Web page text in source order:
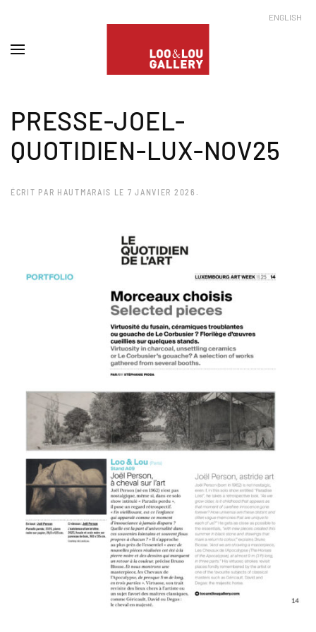
ENGLISH
PRESSE-JOEL-
QUOTIDIEN-LUX-NOV25
ÉCRIT PAR HAUTMARAIS LE 7 JANVIER 2026 .